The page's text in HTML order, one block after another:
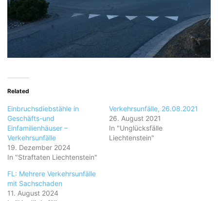
Related
Einbruchsdiebstähle in
Geschäfts-und
Einfamilienhäuser –
Verkehrsunfälle
19. Dezember 2024
In "Straftaten Liechtenstein"
Verkehrsunfälle, 26.08.2021
26. August 2021
In "Unglücksfälle
Liechtenstein"
FL: Mehrere Verkehrsunfälle
mit Sachschaden
11. August 2024